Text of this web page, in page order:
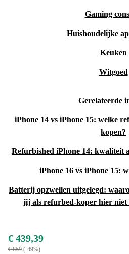
Gaming
Huishoudelijke
Keuken
Witgoed
Gerelateerde
iPhone 14 vs iPhone 15: welke
kopen?
Refurbished iPhone 14: kwaliteit
iPhone 16 vs iPhone 15:
Batterij opzwellen uitgelegd:
jij als refurbed-koper hier niet
€ 439,39
€ 859 (-49%)